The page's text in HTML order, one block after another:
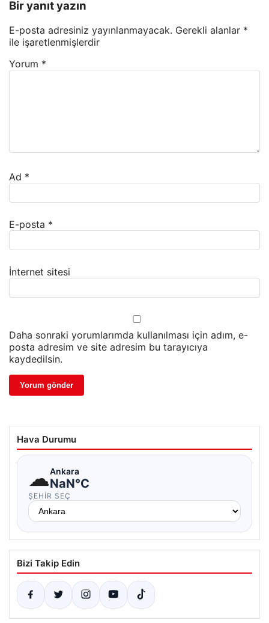
Bir yanıt yazın
E-posta adresiniz yayınlanmayacak. Gerekli alanlar *
ile işaretlenmişlerdir
Yorum *
Ad *
E-posta *
İnternet sitesi
Daha sonraki yorumlarımda kullanılması için adım, e-
posta adresim ve site adresim bu tarayıcıya
kaydedilsin.
Hava Durumu
☁Ankara
NaN°C
ŞEHIR SEÇ
Bizi Takip Edin